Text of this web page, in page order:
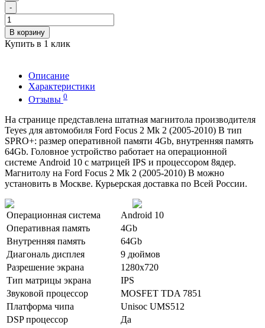
-
В корзину
Купить в 1 клик
Описание
Характеристики
Отзывы 0
На странице представлена штатная магнитола производителя
Teyes для автомобиля Ford Focus 2 Mk 2 (2005-2010) B тип
SPRO+: размер оперативной памяти 4Gb, внутренняя память
64Gb. Головное устройство работает на операционной
системе Android 10 с матрицей IPS и процессором 8ядер.
Магнитолу на Ford Focus 2 Mk 2 (2005-2010) B можно
установить в Москве. Курьерская доставка по Всей России.
Операционная система
Android 10
Оперативная память
4Gb
Внутренняя память
64Gb
Диагональ дисплея
9 дюймов
Разрешение экрана
1280x720
Тип матрицы экрана
IPS
Звуковой процессор
MOSFET TDA 7851
Платформа чипа
Unisoc UMS512
DSP процессор
Да